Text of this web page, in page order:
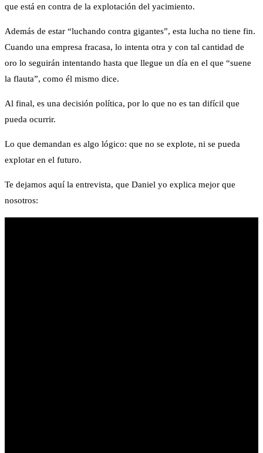
que está en contra de la explotación del yacimiento.
Además de estar “luchando contra gigantes”, esta lucha no tiene fin.
Cuando una empresa fracasa, lo intenta otra y con tal cantidad de
oro lo seguirán intentando hasta que llegue un día en el que “suene
la flauta”, como él mismo dice.
Al final, es una decisión política, por lo que no es tan difícil que
pueda ocurrir.
Lo que demandan es algo lógico: que no se explote, ni se pueda
explotar en el futuro.
Te dejamos aquí la entrevista, que Daniel yo explica mejor que
nosotros: